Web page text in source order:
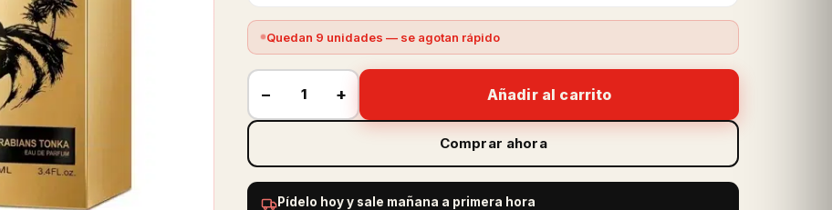
Quedan 9 unidades — se agotan rápido
− + Añadir al carrito
Comprar ahora
Pídelo hoy y sale mañana a primera hora